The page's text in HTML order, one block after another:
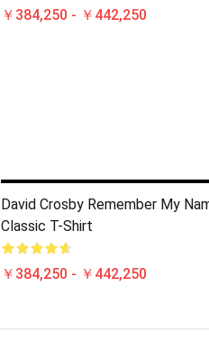
￥384,250 - ￥442,250
David Crosby Remember My
Classic T-Shirt
￥384,250 - ￥442,250